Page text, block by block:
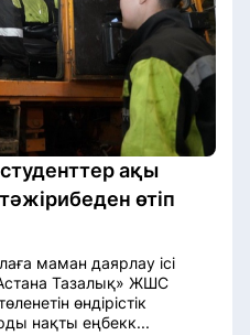
ақы
өтіп
маман даярлау ісі
Тазалық» ЖШС
өндірістік
нақты еңбекк...